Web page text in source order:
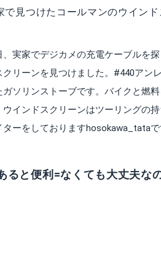
で見つけたコールマンのウイン
、実家でデジカメの充電ケーブルを
クリーンを見つけました。#440アン
ガソリンストーブです。バイクと燃
ウインドスクリーンはツーリングの
ターをしておりますhosokawa_tataで
ると便利=なくても大丈夫な